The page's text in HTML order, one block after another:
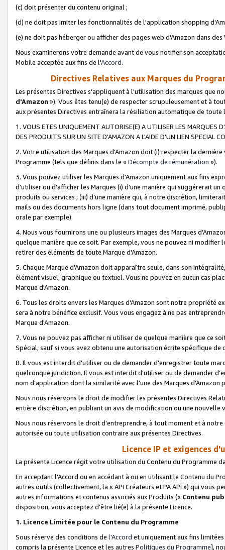
(c) doit présenter du contenu original ;
(d) ne doit pas imiter les fonctionnalités de l'application shopping
(e) ne doit pas héberger ou afficher des pages web d'Amazon dans
Nous examinerons votre demande avant de vous notifier son
Mobile acceptée aux fins de l'Accord.
Directives Relatives aux Marques du
Les présentes Directives s'appliquent à l'utilisation des marques que
d'Amazon »). Vous êtes tenu(e) de respecter scrupuleusement et à
aux présentes Directives entraînera la résiliation automatique de
1. VOUS ETES UNIQUEMENT AUTORISE(E) A UTILISER LES MARQUES
DES PRODUITS SUR UN SITE D'AMAZON A L'AIDE D'UN LIEN SPECIAL
2. Votre utilisation des Marques d'Amazon doit (i) respecter la
Programme (tels que définis dans le « Décompte de rémunération »).
3. Vous pouvez utiliser les Marques d'Amazon uniquement aux fins
d'utiliser ou d'afficher les Marques (i) d’une manière qui suggérerait
produits ou services ; (iii) d’une manière qui, à notre discrétion,
mails ou des documents hors ligne (dans tout document imprimé,
orale par exemple).
4. Nous vous fournirons une ou plusieurs images des Marques
quelque manière que ce soit. Par exemple, vous ne pouvez ni
retirer des éléments de toute Marque d'Amazon.
5. Chaque Marque d'Amazon doit apparaître seule, dans son
élément visuel, graphique ou textuel. Vous ne pouvez en aucun cas
Marque d'Amazon.
6. Tous les droits envers les Marques d'Amazon sont notre propriété
sera à notre bénéfice exclusif. Vous vous engagez à ne pas
Marque d'Amazon.
7. Vous ne pouvez pas afficher ni utiliser de quelque manière que ce
Spécial, sauf si vous avez obtenu une autorisation écrite spécifique de
8. Il vous est interdit d'utiliser ou de demander d'enregistrer toute
quelconque juridiction. Il vous est interdit d'utiliser ou de demander
nom d'application dont la similarité avec l'une des Marques
Nous nous réservons le droit de modifier les présentes Directives
entière discrétion, en publiant un avis de modification ou une nouvelle
Nous nous réservons le droit d'entreprendre, à tout moment et à
autorisée ou toute utilisation contraire aux présentes Directives.
Licence IP et exigences
La présente Licence régit votre utilisation du Contenu du Programme
En acceptant l'Accord ou en accédant à ou en utilisant le Contenu du
autres outils (collectivement, la « API Créateurs et PA API ») qui vous
autres informations et contenus associés aux Produits (« Contenu
disposition, vous acceptez d'être lié(e) à la présente Licence.
1. Licence Limitée pour le Contenu du Programme
Sous réserve des conditions de l'Accord et uniquement aux fins
compris la présente Licence et les autres Politiques du Programme],